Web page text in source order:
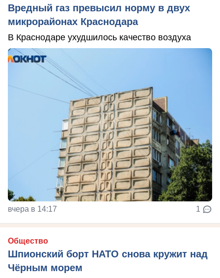
Вредный газ превысил норму в двух
микрорайонах Краснодара
В Краснодаре ухудшилось качество воздуха
вчера в 14:17 1
Общество
Шпионский борт НАТО снова кружит над
Чёрным морем